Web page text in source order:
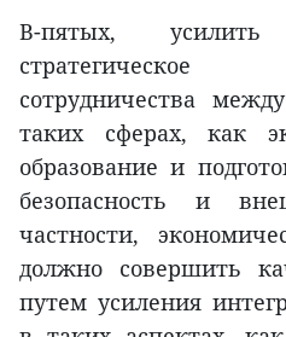
В-пятых,
стратегическое
сотрудничества
таких сферах, как
образование и
безопасность и
частности,
должно совершить
путем усиления